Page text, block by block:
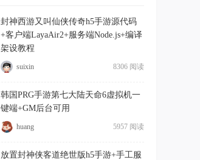
封神西游又叫仙侠传奇h5手游源代码
+客户端LayaAir2+服务端Node.js+编译
架设教程
8306 阅读
suixin
韩国PRG手游第七大陆天命6虚拟机一
键端+GM后台可用
5957 阅读
huang
放置封神侠客道绝世版h5手游+手工服